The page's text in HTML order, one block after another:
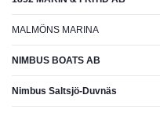
MALMÖNS MARINA
NIMBUS BOATS AB
Nimbus Saltsjö-Duvnäs